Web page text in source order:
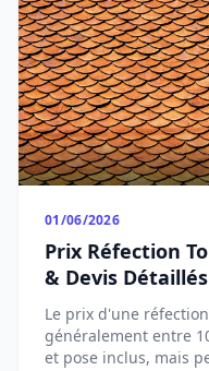
01/06/2026
Prix Réfection
& Devis Détaillés
Le prix d'une
généralement entre
et pose inclus, mais